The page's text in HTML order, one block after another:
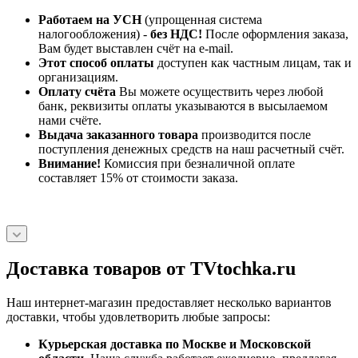
Работаем на УСН(упрощенная система
налогообложения) - без НДС! После оформления заказа,
Вам будет выставлен счёт на e-mail.
Этот способ оплаты доступен как частным лицам, так и
организациям.
Оплату счёта Вы можете осуществить через любой
банк, реквизиты оплаты указываются в высылаемом
нами счёте.
Выдача заказанного товара производится после
поступления денежных средств на наш расчетный счёт.
Внимание! Комиссия при безналичной оплате
составляет 15% от стоимости заказа.
Доставка товаров от TVtochka.ru
Наш интернет-магазин предоставляет несколько вариантов
доставки, чтобы удовлетворить любые запросы:
Курьерская доставка по Москве и Московской